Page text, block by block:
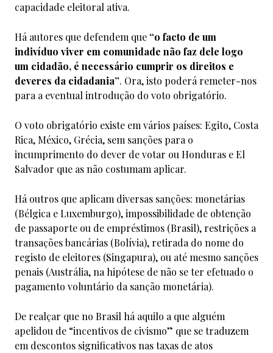
capacidade eleitoral ativa.
Há autores que defendem que “o facto de um
indivíduo viver em comunidade não faz dele logo
um cidadão, é necessário cumprir os direitos e
deveres da cidadania”. Ora, isto poderá remeter-nos
para a eventual introdução do voto obrigatório.
O voto obrigatório existe em vários países: Egito, Costa
Rica, México, Grécia, sem sanções para o
incumprimento do dever de votar ou Honduras e El
Salvador que as não costumam aplicar.
Há outros que aplicam diversas sanções: monetárias
(Bélgica e Luxemburgo), impossibilidade de obtenção
de passaporte ou de empréstimos (Brasil), restrições a
transações bancárias (Bolívia), retirada do nome do
registo de eleitores (Singapura), ou até mesmo sanções
penais (Austrália, na hipótese de não se ter efetuado o
pagamento voluntário da sanção monetária).
De realçar que no Brasil há aquilo a que alguém
apelidou de “incentivos de civismo” que se traduzem
em descontos significativos nas taxas de atos